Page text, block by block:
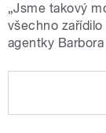
„Jsme takový
všechno
agentky